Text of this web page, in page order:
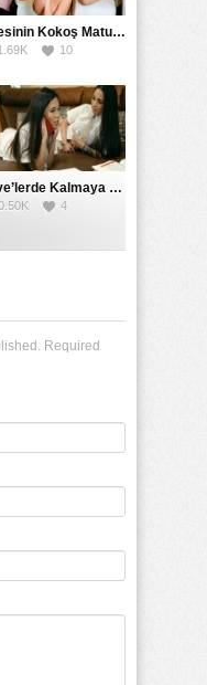
Annesinin Kokoş Mature Arkadaşı Tarafından Saksoya Uğradı
10
Merve’lerde Kalmaya Gelen Liseli Kız Fanteziyi Dibine Verdirdi
4
Required